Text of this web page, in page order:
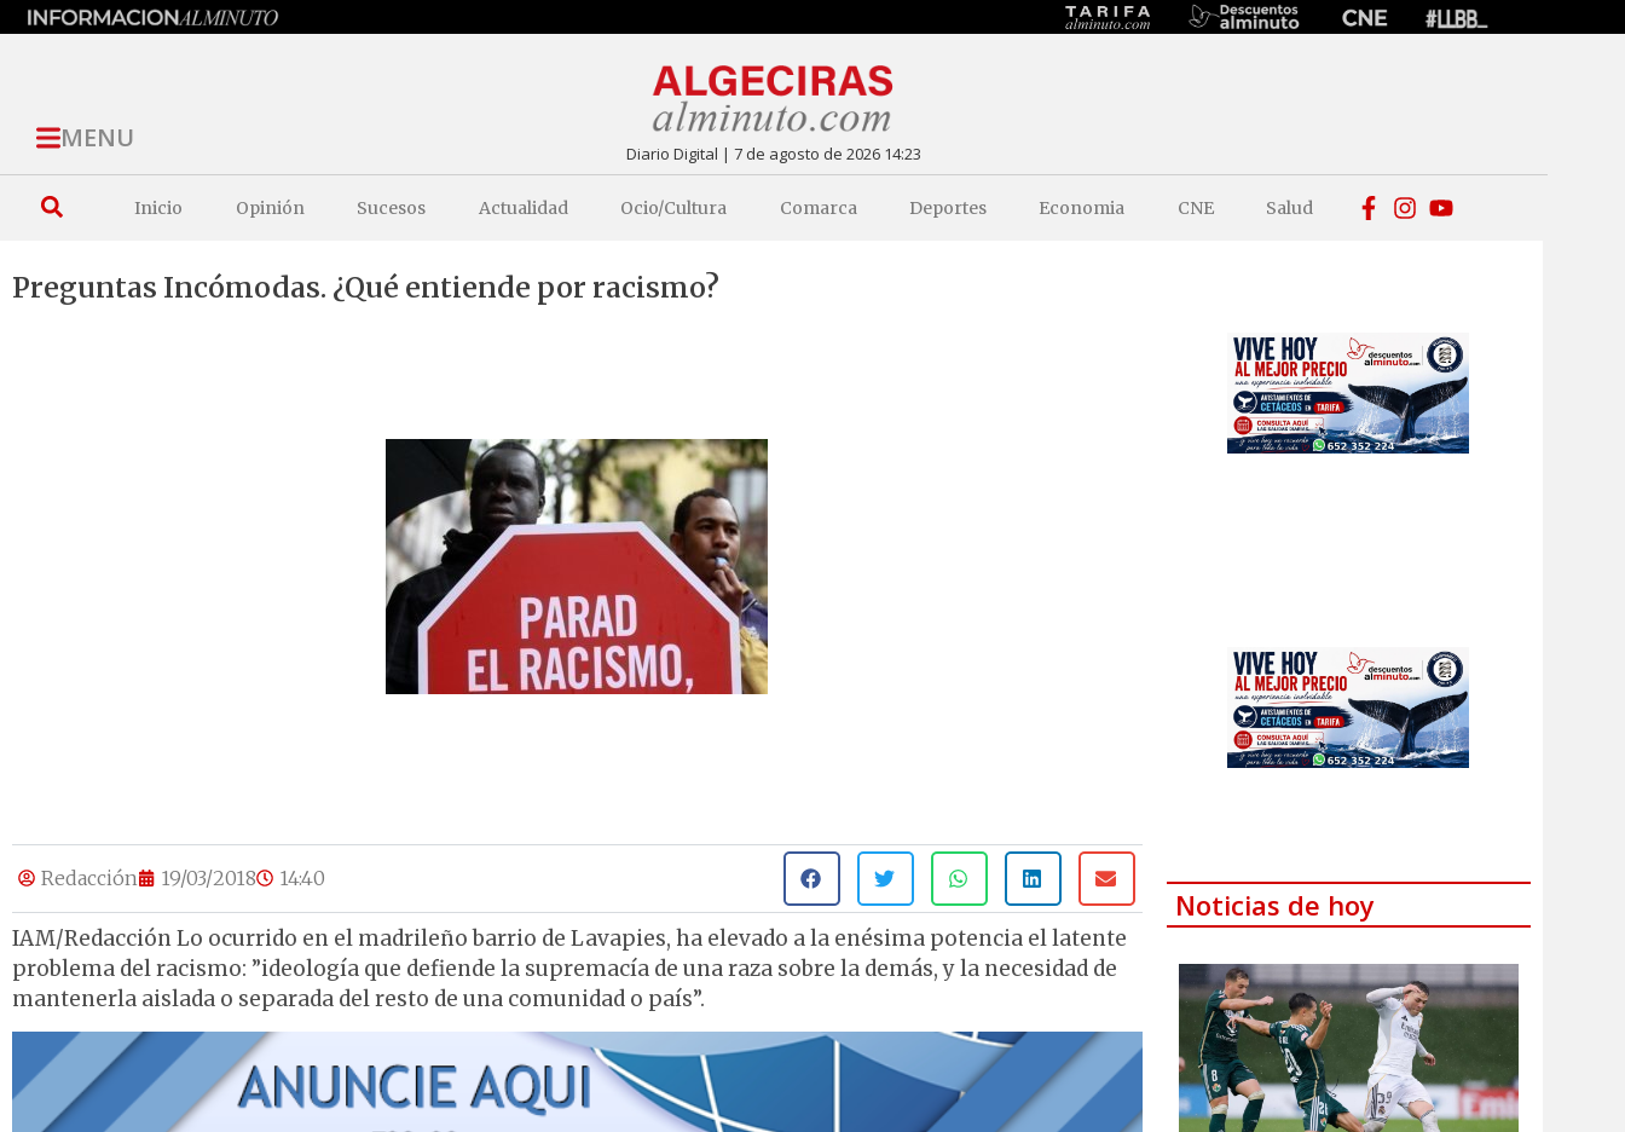
MENU Diario Digital | 7 de agosto de 2026 14:23
Inicio Opinión Sucesos Actualidad Ocio/Cultura Comarca Deportes Economia CNE Salud
Preguntas Incómodas. ¿Qué entiende por racismo?
Redacción 19/03/2018 14:40
IAM/Redacción Lo ocurrido en el madrileño barrio de Lavapies, ha elevado a la enésima potencia el latente
problema del racismo: ”ideología que defiende la supremacía de una raza sobre la demás, y la necesidad de
mantenerla aislada o separada del resto de una comunidad o país”.
Noticias de hoy